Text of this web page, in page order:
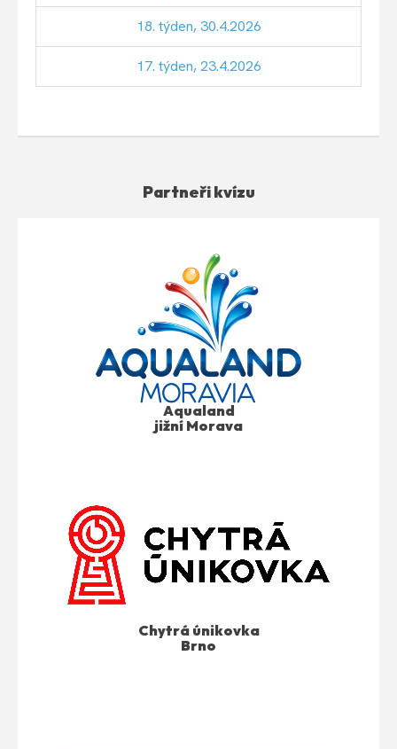
18. týden, 30.4.2026
17. týden, 23.4.2026
Partneři kvízu
Aqualand
jižní Morava
Chytrá únikovka
Brno